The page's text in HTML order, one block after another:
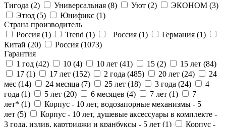
Тигода (2) Универсальная (8) Уют (2) ЭКОНОМ (3)
Этюд (5) Юнификс (1)
Страна производитель
Россия (1) Trend (1) Россия (1) Германия (1)
Китай (20) Россия (1073)
Гарантия
1 год (42) 10 (4) 10 лет (41) 15 (2) 15 лет (84)
17 (1) 17 лет (152) 2 года (485) 20 лет (24)
24
мес (14) 24 месяца (7) 25 лет (18) 3 года (24)
4
года (1) 5 лет (20) 6 месяцев (4) 7 лет (1)
7
лет* (1)
Корпус - 10 лет, водозапорные механизмы - 5
лет (5)
Корпус - 10 лет, душевые аксессуары в комплекте -
3 года, излив, картриджи и кранбуксы - 5 лет (1) Корпус -